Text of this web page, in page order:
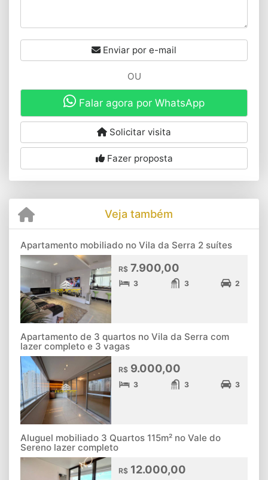
Enviar por e-mail
OU
Falar agora por WhatsApp
Solicitar visita
Fazer proposta
Veja também
Apartamento mobiliado no Vila da Serra 2 suítes
R$ 7.900,00
3 3 2
Apartamento de 3 quartos no Vila da Serra com
lazer completo e 3 vagas
R$ 9.000,00
3 3 3
Aluguel mobiliado 3 Quartos 115m² no Vale do
Sereno lazer completo
R$ 12.000,00